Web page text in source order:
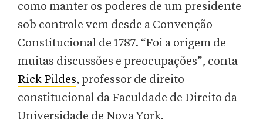
como manter os poderes de um presidente
sob controle vem desde a Convenção
Constitucional de 1787. “Foi a origem de
muitas discussões e preocupações”, conta
Rick Pildes, professor de direito
constitucional da Faculdade de Direito da
Universidade de Nova York.